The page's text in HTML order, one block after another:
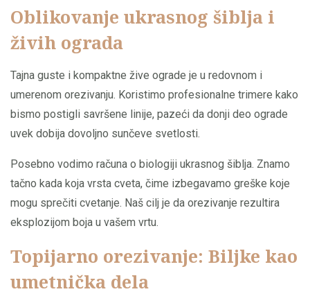
Oblikovanje ukrasnog šiblja i
živih ograda
Tajna guste i kompaktne žive ograde je u redovnom i
umerenom orezivanju. Koristimo profesionalne trimere kako
bismo postigli savršene linije, pazeći da donji deo ograde
uvek dobija dovoljno sunčeve svetlosti.
Posebno vodimo računa o biologiji ukrasnog šiblja. Znamo
tačno kada koja vrsta cveta, čime izbegavamo greške koje
mogu sprečiti cvetanje. Naš cilj je da orezivanje rezultira
eksplozijom boja u vašem vrtu.
Topijarno orezivanje: Biljke kao
umetnička dela